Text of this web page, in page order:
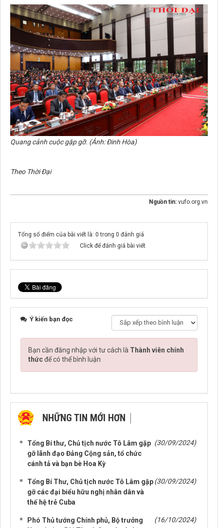
Quang cảnh cuộc gặp gỡ. (Ảnh: Đinh Hòa)
Theo Thời Đại
Nguồn tin: vufo.org.vn
Tổng số điểm của bài viết là: 0 trong 0 đánh giá
Click để đánh giá bài viết
Ý kiến bạn đọc
Bạn cần đăng nhập với tư cách là Thành viên chính
thứcđể có thể bình luận
NHỮNG TIN MỚI HƠN
Tổng Bí thư, Chủ tịch nước Tô Lâm gặp
gỡ lãnh đạo Đảng Cộng sản, tổ chức
cánh tả và bạn bè Hoa Kỳ
(30/09/2024)
Tổng Bí Thư, Chủ tịch nước Tô Lâm gặp
gỡ các đại biểu hữu nghị nhân dân và
thế hệ trẻ Cuba
(30/09/2024)
Phó Thủ tướng Chính phủ, Bộ trưởng
(16/10/2024)